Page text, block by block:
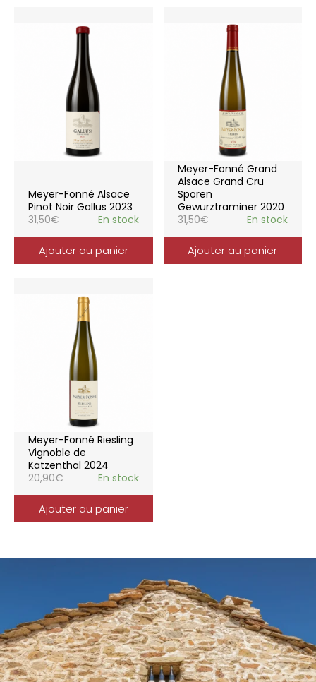
Meyer-Fonné Alsace
Pinot Noir Gallus 2023
31,50€ En stock
Ajouter au panier
Meyer-Fonné Grand
Alsace Grand Cru
Sporen
Gewurztraminer 2020
31,50€ En stock
Ajouter au panier
Meyer-Fonné Riesling
Vignoble de
Katzenthal 2024
20,90€ En stock
Ajouter au panier